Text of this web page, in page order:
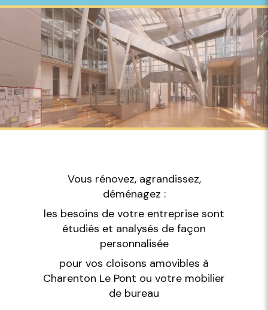
Vous rénovez, agrandissez,
déménagez :
les besoins de votre entreprise sont
étudiés et analysés de façon
personnalisée
pour vos cloisons amovibles à
Charenton Le Pont ou votre mobilier
de bureau